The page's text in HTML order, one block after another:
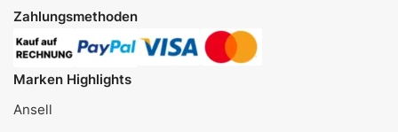
Zahlungsmethoden
Marken Highlights
Ansell